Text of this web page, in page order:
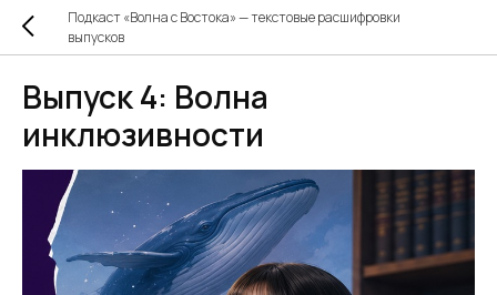
Подкаст «Волна с Востока» — текстовые расшифровки
выпусков
Выпуск 4: Волна
инклюзивности